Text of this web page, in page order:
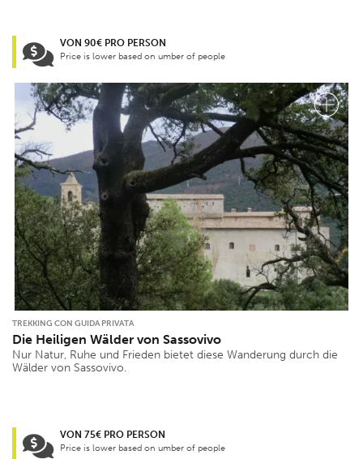
VON 90€ PRO PERSON
Price is lower based on umber of people
TREKKING CON GUIDA PRIVATA
Die Heiligen Wälder von Sassovivo
Nur Natur, Ruhe und Frieden bietet diese Wanderung durch die
Wälder von Sassovivo.
VON 75€ PRO PERSON
Price is lower based on umber of people